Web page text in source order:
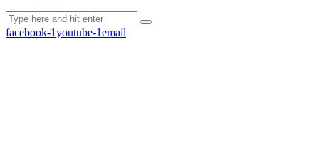
facebook-1youtube-1email